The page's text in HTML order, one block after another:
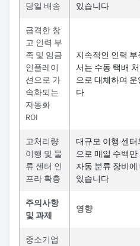
당일 배송
있습니다
급격한 창
고 인력 부
족 및 임금
인플레이
션으로 가
속화되는
자동화
ROI
지속적인 인력
서는 수동 택배
으로 대체하여
다
고처리량
이행 및 물
류 센터 인
프라 확충
대규모 이행 센
으로 매일 수백
자동 분류 장비
있습니다
주의사항
및 과제
영향
중소기업